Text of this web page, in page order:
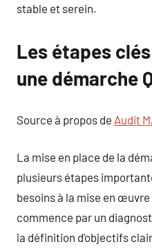
stable et serein.
Les étapes
une démarche
Source à propos de Audit
La mise en place de la
plusieurs étapes
besoins à la mise en
commence par un
la définition d’objectifs